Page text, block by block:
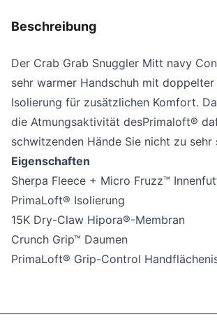
Beschreibung
Der Crab Grab Snuggler Mitt navy
sehr warmer Handschuh mit
Isolierung für zusätzlichen Komfort.
die Atmungsaktivität desPrimaloft®
schwitzenden Hände Sie nicht zu sehr
Eigenschaften
Sherpa Fleece + Micro Fruzz™
PrimaLoft® Isolierung
15K Dry-Claw Hipora®-Membran
Crunch Grip™ Daumen
PrimaLoft® Grip-Control